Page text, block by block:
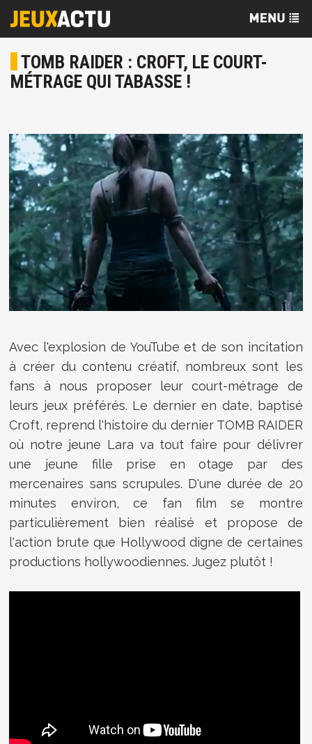
TOMB RAIDER : CROFT, LE COURT-
MÉTRAGE QUI TABASSE !
Avec l'explosion de YouTube et de son incitation
à créer du contenu créatif, nombreux sont les
fans à nous proposer leur court-métrage de
leurs jeux préférés. Le dernier en date, baptisé
Croft, reprend l'histoire du dernier TOMB RAIDER
où notre jeune Lara va tout faire pour délivrer
une jeune fille prise en otage par des
mercenaires sans scrupules. D'une durée de 20
minutes environ, ce fan film se montre
particulièrement bien réalisé et propose de
l'action brute que Hollywood digne de certaines
productions hollywoodiennes. Jugez plutôt !